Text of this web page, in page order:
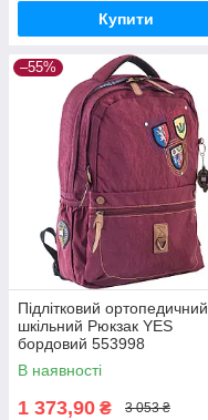
Купити
–55%
Підлітковий ортопедичний
шкільний Рюкзак YES
бордовий 553998
В наявності
1 373,90 ₴ 3 053 ₴